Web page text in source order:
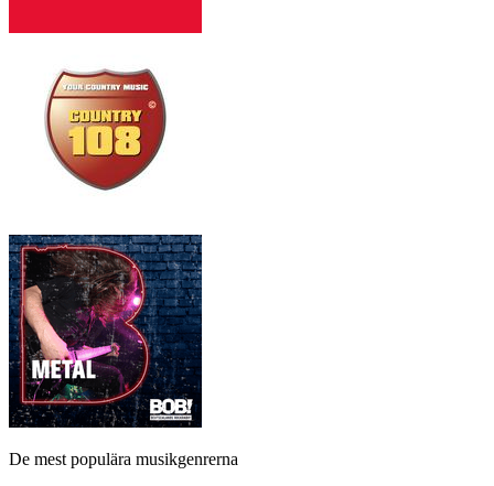
De mest populära musikgenrerna